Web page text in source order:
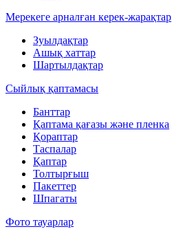
Мерекеге арналған керек-жарақтар
Зуылдақтар
Ашық хаттар
Шартылдақтар
Сыйлық қаптамасы
Банттар
Қаптама қағазы және пленка
Қораптар
Таспалар
Қаптар
Толтырғыш
Пакеттер
Шпагаты
Фото тауарлар